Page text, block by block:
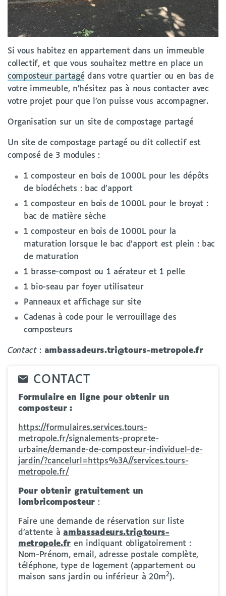
Si vous habitez en appartement dans un immeuble
collectif, et que vous souhaitez mettre en place un
composteur partagé dans votre quartier ou en bas de
votre immeuble, n’hésitez pas à nous contacter avec
votre projet pour que l’on puisse vous accompagner.
Organisation sur un site de compostage partagé
Un site de compostage partagé ou dit collectif est
composé de 3 modules :
1 composteur en bois de 1000L pour les dépôts
de biodéchets : bac d’apport
1 composteur en bois de 1000L pour le broyat :
bac de matière sèche
1 composteur en bois de 1000L pour la
maturation lorsque le bac d’apport est plein : bac
de maturation
1 brasse-compost ou 1 aérateur et 1 pelle
1 bio-seau par foyer utilisateur
Panneaux et affichage sur site
Cadenas à code pour le verrouillage des
composteurs
Contact: ambassadeurs.tri@tours-metropole.fr
CONTACT
Formulaire en ligne pour obtenir un
composteur :
https://formulaires.services.tours-
metropole.fr/signalements-proprete-
urbaine/demande-de-composteur-individuel-de-
jardin/?cancelurl=https%3A//services.tours-
metropole.fr/
Pour obtenir gratuitement un
lombricomposteur:
Faire une demande de réservation sur liste
d’attente àambassadeurs.tri@tours-
metropole.fr en indiquant obligatoirement :
Nom-Prénom, email, adresse postale complète,
téléphone, type de logement (appartement ou
maison sans jardin ou inférieur à 20m2).